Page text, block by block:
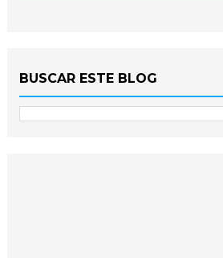
BUSCAR ESTE BLOG